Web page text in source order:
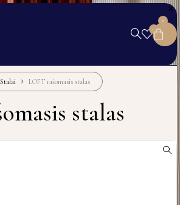
0
0
Stalai LOFT rašomasis stalas
stalas